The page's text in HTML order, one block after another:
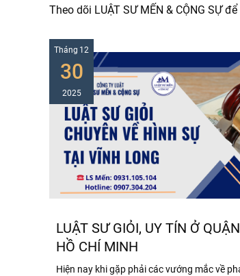
Theo dõi LUẬT SƯ MẾN & CỘNG SỰ
LUẬT SƯ GIỎI, UY TÍN Ở
HỒ CHÍ MINH
Hiện nay khi gặp phải các vướng mắc về
Tháng 12
30
2025